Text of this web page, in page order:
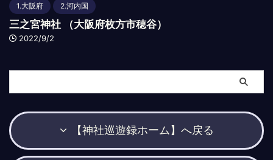
1.大阪府 2.河内国
三之宮神社 （大阪府枚方市穂谷）
2022/9/2
【神社巡遊録ホーム】へ戻る